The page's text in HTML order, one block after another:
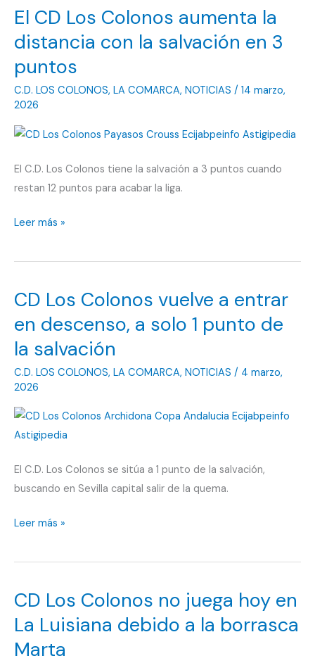
en
Lora
Río
para
seguir
creyendo
la
salvación
El CD Los Colonos aumenta la
distancia con la salvación en 3
puntos
C.D. LOS COLONOS, LA COMARCA, NOTICIAS / 14 marzo,
2026
El C.D. Los Colonos tiene la salvación a 3 puntos cuando
restan 12 puntos para acabar la liga.
El
Los
aumenta
con
la
salvación
en
3
Leer más »
CD Los Colonos vuelve a entrar
en descenso, a solo 1 punto de
la salvación
C.D. LOS COLONOS, LA COMARCA, NOTICIAS / 4 marzo,
2026
El C.D. Los Colonos se sitúa a 1 punto de la salvación,
buscando en Sevilla capital salir de la quema.
CD
Colonos
a
entrar
descenso,
Leer más »
CD Los Colonos no juega hoy en
La Luisiana debido a la borrasca
Marta